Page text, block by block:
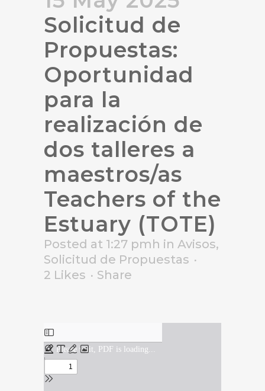
Solicitud de
Propuestas:
Oportunidad
para la
realización de
dos talleres a
maestros/as
Teachers of the
Estuary (TOTE)
Posted at 1:27 pmh in Avisos,
Solicitud de Propuestas
2 Likes Share